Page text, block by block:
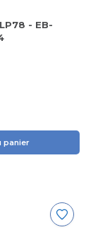
- EB-
panier